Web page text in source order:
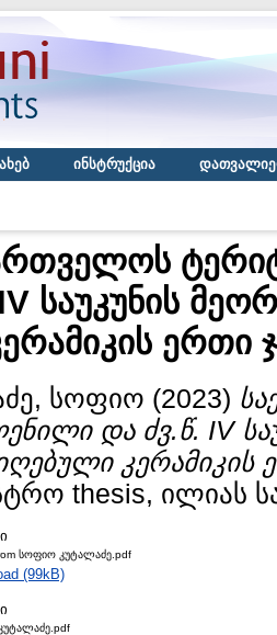
ინსტრუქცია
საუკუნის
ერთი
სოფიო (2023)
და ძვ.წ. IV
კერამიკის
thesis, ილიას
სოფიო კუტალაძე.pdf
(99kB)